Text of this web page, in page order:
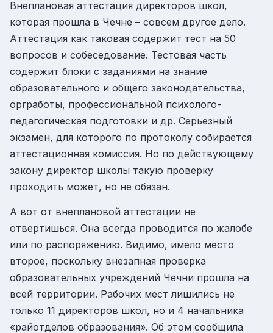
Внеплановая аттестация директоров школ,
которая прошла в Чечне – совсем другое дело.
Аттестация как таковая содержит тест на 50
вопросов и собеседование. Тестовая часть
содержит блоки с заданиями на знание
образовательного и общего законодательства,
оргработы, профессиональной психолого-
педагогическая подготовки и др. Серьезный
экзамен, для которого по протоколу собирается
аттестационная комиссия. Но по действующему
закону директор школы такую проверку
проходить может, но не обязан.
А вот от внеплановой аттестации не
отвертишься. Она всегда проводится по жалобе
или по распоряжению. Видимо, имело место
второе, поскольку внезапная проверка
образовательных учреждений Чечни прошла на
всей территории. Рабочих мест лишились не
только 11 директоров школ, но и 4 начальника
«райотделов образования». Об этом сообщила